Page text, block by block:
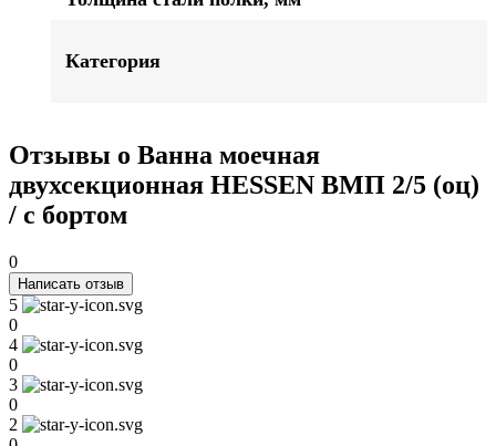
Категория
Отзывы о Ванна моечная
двухсекционная HESSEN ВМП 2/5 (оц)
/ с бортом
0
Написать отзыв
5
0
4
0
3
0
2